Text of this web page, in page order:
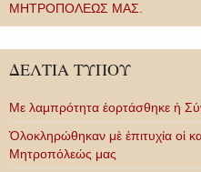
ΜΗΤΡΟΠΟΛΕΩΣ ΜΑΣ.
ΔΕΛΤΙΑ ΤΥΠΟΥ
Με λαμπρότητα ἑορτάσθηκε ἡ
Ὁλοκληρώθηκαν μὲ ἐπιτυχία οἱ
Μητροπόλεώς μας